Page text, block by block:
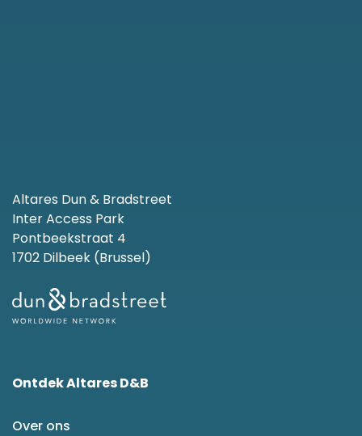
Altares Dun & Bradstreet
Inter Access Park
Pontbeekstraat 4
1702 Dilbeek (Brussel)
Ontdek Altares D&B
Over ons